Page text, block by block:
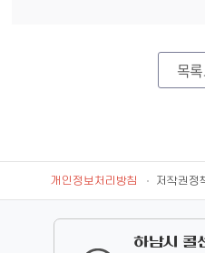
목
개인정보처리방침 저작권정
하남시 콜